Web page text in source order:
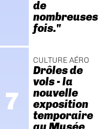
de
nombreuses
fois."
CULTURE AÉRO
Drôles de
vols - la
nouvelle
exposition
temporaire